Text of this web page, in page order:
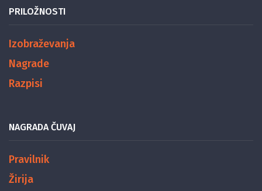
PRILOŽNOSTI
Izobraževanja
Nagrade
Razpisi
NAGRADA ČUVAJ
Pravilnik
Žirija